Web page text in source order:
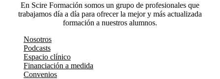
En Scire Formación somos un grupo de profesionales que
trabajamos día a día para ofrecer la mejor y más actualizada
formación a nuestros alumnos.
Nosotros
Podcasts
Espacio clínico
Financiación a medida
Convenios